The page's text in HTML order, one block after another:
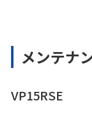
メンテナ
VP15RSE